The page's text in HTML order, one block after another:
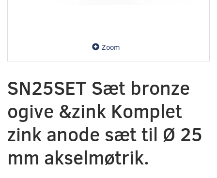
Zoom
SN25SET Sæt bronze
ogive &zink Komplet
zink anode sæt til Ø 25
mm akselmøtrik.